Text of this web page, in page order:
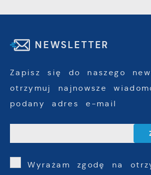
NEWSLETTER
Zapisz się do naszego
otrzymuj najnowsze
podany adres e-mail
Wyrażam zgodę na